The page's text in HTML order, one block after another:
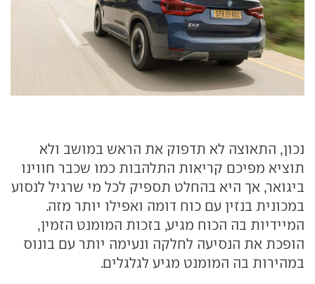
נכון, התאוצה לא תדפוק את הראש במושב ולא
תוציא מפיכם קריאות התלהבות כמו שכבר חווינו
ביגואר, אך היא בהחלט תספיק לכל מי שרגיל לנסוע
במכונית בנזין עם כוח דומה ואפילו יותר מזה.
המיידיות בה הכוח מגיע, בזכות המומנט הזמין,
הופכת את הנסיעה לחלקה ונעימה יותר עם בונוס
במהירות בה המומנט מגיע לגלגלים.